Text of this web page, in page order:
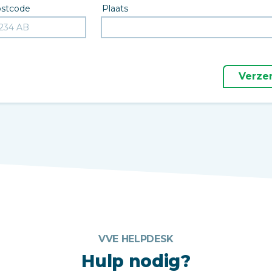
Plaats
VVE HELPDESK
Hulp nodig?